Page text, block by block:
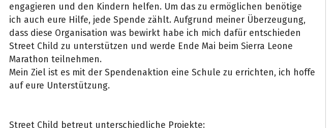
engagieren und den Kindern helfen. Um das zu ermöglichen benötige
ich auch eure Hilfe, jede Spende zählt. Aufgrund meiner Überzeugung,
dass diese Organisation was bewirkt habe ich mich dafür entschieden
Street Child zu unterstützen und werde Ende Mai beim Sierra Leone
Marathon teilnehmen.
Mein Ziel ist es mit der Spendenaktion eine Schule zu errichten, ich hoffe
auf eure Unterstützung.
Street Child betreut unterschiedliche Projekte: